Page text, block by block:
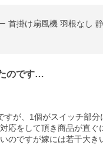
のです…
が、1個がスイッチ部
応をして頂き商品が直
のですが嫁には若干大